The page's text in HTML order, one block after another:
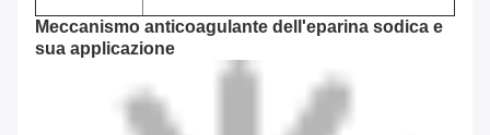
Meccanismo anticoagulante dell'eparina sodica e
sua applicazione